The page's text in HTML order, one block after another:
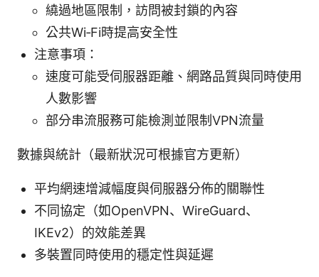
繞過地區限制，訪問被封鎖的內容
公共Wi‑Fi時提高安全性
注意事項：
速度可能受伺服器距離、網路品質與同時使用
人數影響
部分串流服務可能檢測並限制VPN流量
數據與統計（最新狀況可根據官方更新）
平均網速增減幅度與伺服器分佈的關聯性
不同協定（如OpenVPN、WireGuard、
IKEv2）的效能差異
多裝置同時使用的穩定性與延遲